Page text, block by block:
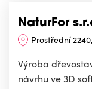
NaturFor
Prostřední
Výroba
návrhu ve 3D